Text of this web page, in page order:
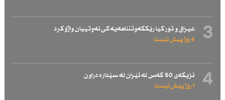
3 عیراق و توركیا رێككەوتننامەیەكی نەوتییان واژۆكرد
6 رۆژ پێش ئێستا
4 نزیكەی 50 كەس لە ئێران لە سێدارە دراون
1 رۆژ پێش ئێستا